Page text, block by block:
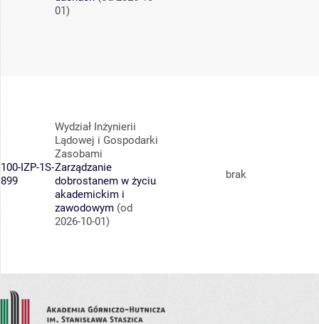
01)
100-IZP-1S-
899
Wydział Inżynierii
Lądowej i Gospodarki
Zasobami
Zarządzanie
dobrostanem w życiu
akademickim i
zawodowym (od
2026-10-01)
brak